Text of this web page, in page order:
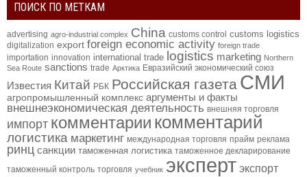
ПОИСК ПО МЕТКАМ
advertising agro-industrial complex China customs control customs logistics
digitalization export foreign economic activity foreign trade
importation innovation international trade logistics marketing Northern
Sea Route sanctions trade Арктика Евразийский экономический союз
Известия Китай РБК Российская газета СМИ
агропромышленный комплекс аргументы и факты
внешнеэкономическая деятельность внешняя торговля
импорт комментарии комментарий
логистика маркетинг международная торговля прайм реклама
ринц санкции таможенная логистика таможенное декларирование
таможенный контроль торговля учебник эксперт экспорт